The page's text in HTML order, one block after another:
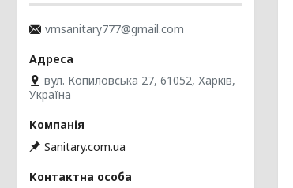
vmsanitary777@gmail.com
вул. Копиловська 27, 61052, Харків,
Україна
Sanitary.com.ua